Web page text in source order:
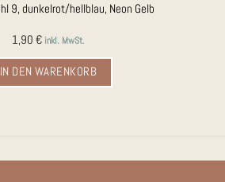
9, dunkelrot/hellblau, Neon Gelb
1,90 € inkl. MwSt.
IN DEN WARENKORB